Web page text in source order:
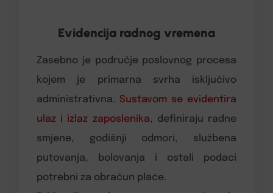
Evidencija radnog vremena
Zasebno je područje poslovnog procesa
kojem je primarna svrha isključivo
administrativna. Sustavom se evidentira
ulaz i izlaz zaposlenika, definiraju radne
smjene, godišnji odmori, službena
putovanja, bolovanja i ostali podaci
potrebni za obračun plaće.